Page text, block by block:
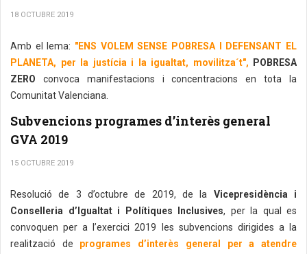
18 OCTUBRE 2019
Amb el lema: "ENS VOLEM SENSE POBRESA I DEFENSANT EL
PLANETA, per la justícia i la igualtat, movilitza´t",
POBRESA
ZERO convoca manifestacions i concentracions en tota la
Comunitat Valenciana.
Subvencions programes d’interès general
GVA 2019
15 OCTUBRE 2019
Resolució de 3 d’octubre de 2019, de la Vicepresidència i
Conselleria d’Igualtat i Polítiques Inclusives, per la qual es
convoquen per a l’exercici 2019 les subvencions dirigides a la
realització de programes d’interès general per a atendre